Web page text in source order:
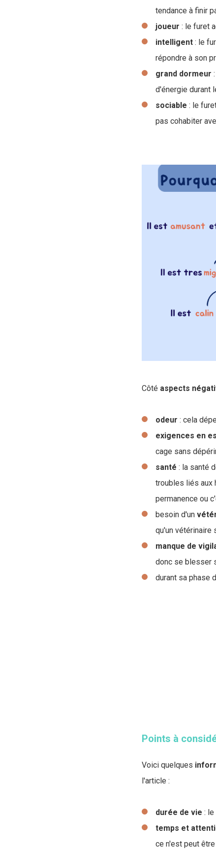
tendance à finir
joueur : le furet
intelligent : le
répondre à son
grand dormeur
d'énergie durant
sociable : le
pas cohabiter
Côté aspects
odeur : cela
exigences en
cage sans
santé : la santé
troubles liés aux
permanence ou
besoin d'un
qu'un vétérinaire
manque de
donc se blesser
durant sa phase
Points à
Voici quelques
l'article :
durée de vie : le
temps et
ce n'est peut